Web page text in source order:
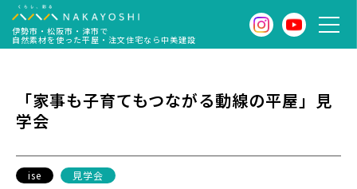
伊勢市・松阪市・津市で
自然素材を使った平屋・注文住宅なら中美建設
「家事も子育てもつながる動線の平屋」見
学会
ise 見学会